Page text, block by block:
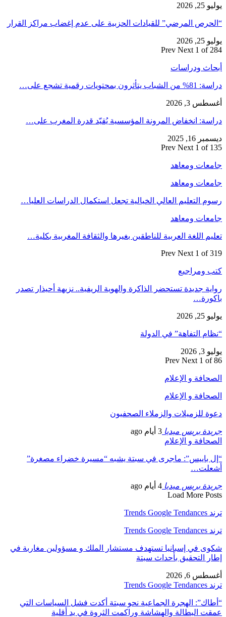
يوليو 25, 2026
“الحرص المرضي” للقيادات الحزبية على عدم إغضاب مراكز القرار
يوليو 25, 2026
Prev Next 1 of 284
أبحاث ودراسات
دراسة: 81% من الشباب يتأثرون بمحتويات رقمية تشجع على…
أغسطس 3, 2026
دراسة: انخفاض المرونة المؤسسية يُقيّد قدرة المغرب على…
ديسمبر 16, 2025
Prev Next 1 of 135
جامعات ومعاهد
جامعات ومعاهد
رسوم التعليم العالي الخيالية تجعل استكمال الدراسات العليا…
جامعات ومعاهد
تعليم اللغة العربية للناطقين بغيرها والثقافة المغربية بكلية…
Prev Next 1 of 319
كتب ومراجيع
رواية جديدة تستحضر الذاكرة والهوية الريفية.. نزيهة أحيذار تصدر
باكورة…
يوليو 25, 2026
“نظام التفاهة” في الدولة
يوليو 3, 2026
Prev Next 1 of 86
الصحافة و الإعلام
الصحافة و الإعلام
دعوة للزميلات والزملاء الصحفيون
جريدة بريس ميديا 3 أيام ago
الصحافة و الإعلام
“إل باييس”: ماجرى في سبتة يشبه “مسيرة خضراء مصغرة”
أشعلت…
جريدة بريس ميديا 4 أيام ago
Load More Posts
ترند Trends Google Tendances
ترند Trends Google Tendances
شكوى في إسبانيا تستهدف مستشار الملك و مسؤولين مغاربة في
إطار التحقيق بأحداث سبتة
أغسطس 6, 2026
ترند Trends Google Tendances
“أطاك”: الهجرة الجماعية نحو سبتة أكدت فشل السياسات التي
عمقت البطالة والهشاشة وراكمت الثروة في يد أقلية